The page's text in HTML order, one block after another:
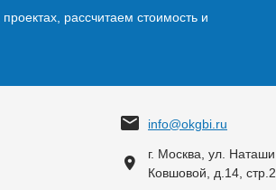
рассчитаем стоимость и
info@okgbi.ru
г. Москва, ул. Наташи
Ковшовой, д.14, стр.2